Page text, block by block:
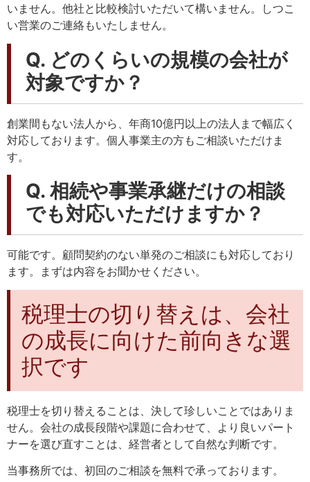
いません。他社と比較検討いただいて構いません。しつこ
い営業のご連絡もいたしません。
Q. どのくらいの規模の会社が
対象ですか？
創業間もない法人から、年商10億円以上の法人まで幅広く
対応しております。個人事業主の方もご相談いただけま
す。
Q. 相続や事業承継だけの相談
でも対応いただけますか？
可能です。顧問契約のない単発のご相談にも対応しており
ます。まずは内容をお聞かせください。
税理士の切り替えは、会社
の成長に向けた前向きな選
択です
税理士を切り替えることは、決して珍しいことではありま
せん。会社の成長段階や課題に合わせて、より良いパート
ナーを選び直すことは、経営者として自然な判断です。
当事務所では、初回のご相談を無料で承っております。